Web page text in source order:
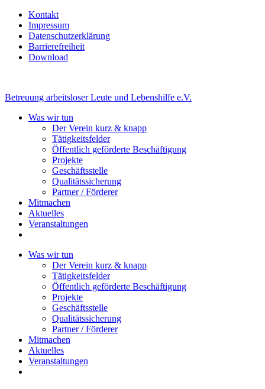
Kontakt
Impressum
Datenschutzerklärung
Barrierefreiheit
Download
Betreuung arbeitsloser Leute und Lebenshilfe e.V.
Was wir tun
Der Verein kurz & knapp
Tätigkeitsfelder
Öffentlich geförderte Beschäftigung
Projekte
Geschäftsstelle
Qualitätssicherung
Partner / Förderer
Mitmachen
Aktuelles
Veranstaltungen
Was wir tun
Der Verein kurz & knapp
Tätigkeitsfelder
Öffentlich geförderte Beschäftigung
Projekte
Geschäftsstelle
Qualitätssicherung
Partner / Förderer
Mitmachen
Aktuelles
Veranstaltungen